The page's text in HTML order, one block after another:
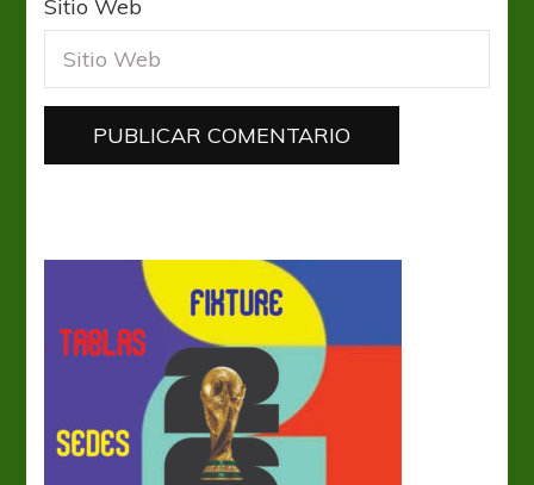
Sitio Web